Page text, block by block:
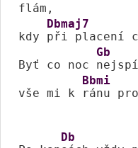
flám,
kdy
Dbmaj7
při placení
Byť co noc
Gb
vše mi k
Bbmi
ránu
Db